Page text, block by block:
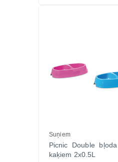
Suņiem
Picnic Double
kaķiem 2x0.5L